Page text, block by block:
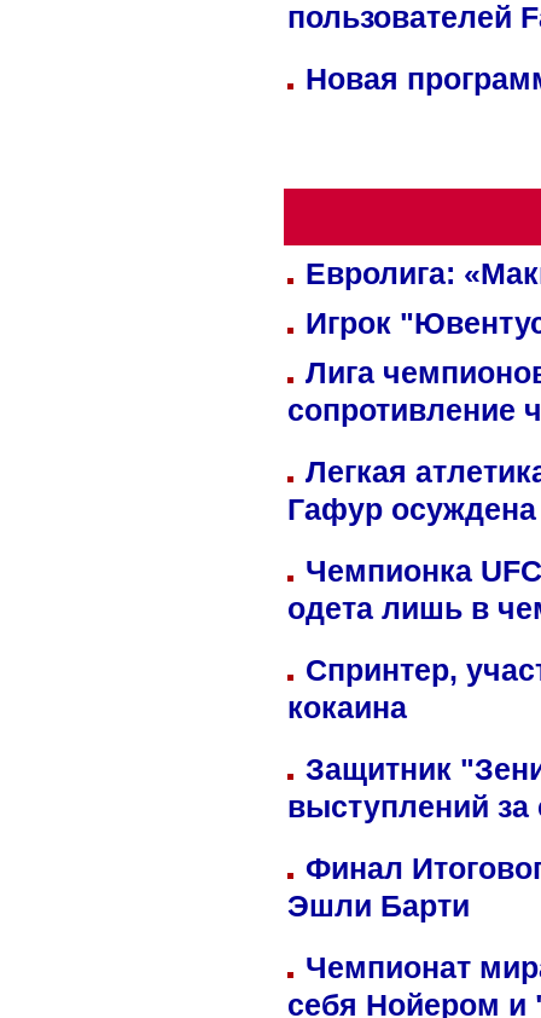
пользователей
Новая
Евролига:
Игрок
Лига
сопротивление
Легкая
Гафур осуждена
Чемпионка
одета лишь в
Спринтер,
кокаина
Защитник
выступлений
Финал
Эшли Барти
Чемпионат